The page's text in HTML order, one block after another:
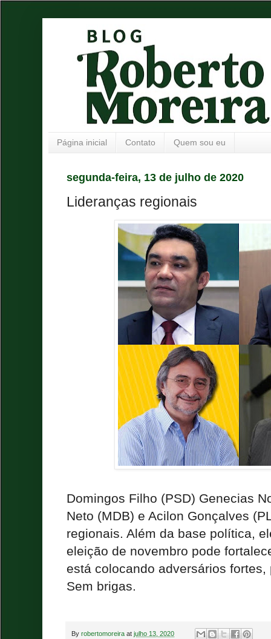
Página inicial Contato Quem sou eu
segunda-feira, 13 de julho de 2020
Lideranças regionais
Domingos Filho (PSD) Genecias
Neto (MDB) e Acilon Gonçalves
regionais. Além da base política,
eleição de novembro pode
está colocando adversários
Sem brigas.
By robertomoreira at julho 13, 2020